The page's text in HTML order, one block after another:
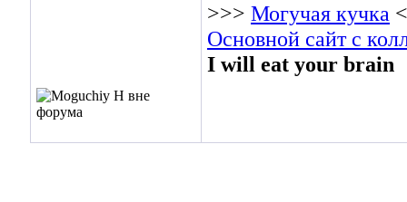
>>> Могучая кучка
Основной сайт с
I will eat your brain